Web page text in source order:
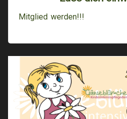
Mitglied werden!!!